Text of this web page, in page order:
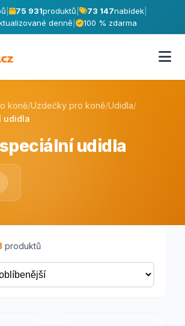
75 931produktů 73 147nabídek|
denně
100 % zdarma
koně/Uzdečky pro koně/Udidla/
udidla
udidla
produktů